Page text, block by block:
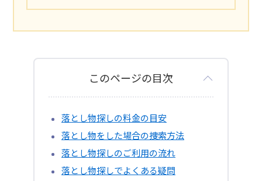
このページの目次
落とし物探しの料金の目安
落とし物をした場合の捜索方法
落とし物探しのご利用の流れ
落とし物探しでよくある疑問